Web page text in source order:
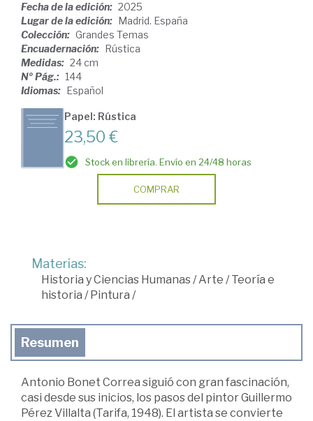
Fecha de la edición: 2025
Lugar de la edición: Madrid. España
Colección: Grandes Temas
Encuadernación: Rústica
Medidas: 24 cm
Nº Pág.: 144
Idiomas: Español
Papel: Rústica
23,50 €
Stock en librería. Envío en 24/48 horas
COMPRAR
Materias:
Historia y Ciencias Humanas/Arte /Teoría e
historia /Pintura /
Resumen
Antonio Bonet Correa siguió con gran fascinación,
casi desde sus inicios, los pasos del pintor Guillermo
Pérez Villalta (Tarifa, 1948). El artista se convierte